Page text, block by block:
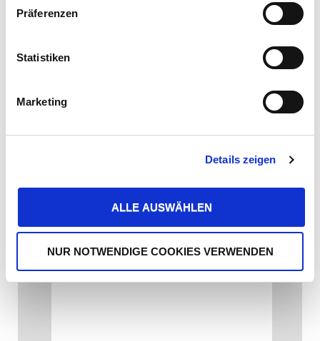
Datenschutzhinweisen
Präferenzen
Statistiken
Marketing
Details zeigen
ALLE AUSWÄHLEN
NUR NOTWENDIGE COOKIES VERWENDEN
Email*
Nachricht